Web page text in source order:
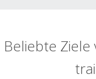
Beliebte